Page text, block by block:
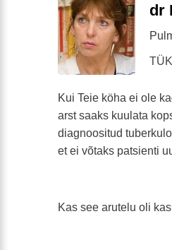
dr
Kui Teie köha ei ole
arst saaks kuulata
diagnoositud
et ei võtaks patsienti
Kas see arutelu oli